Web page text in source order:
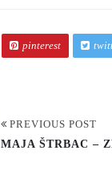
pinterest
PREVIOUS POST
MAJA ŠTRBAC –